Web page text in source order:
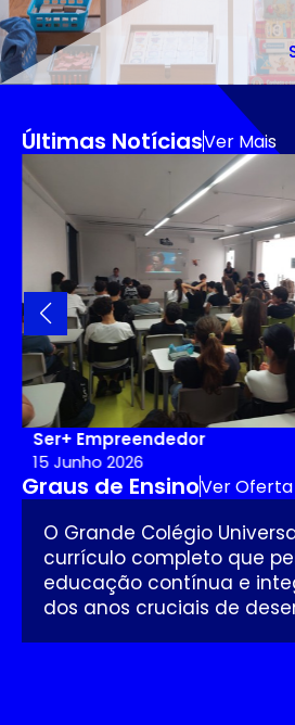
Últimas NotíciasVer Mais
Ser+ Empreendedor
15 Junho 2026
Graus de EnsinoVer Oferta
O Grande Colégio
currículo completo que
educação contínua e
dos anos cruciais de